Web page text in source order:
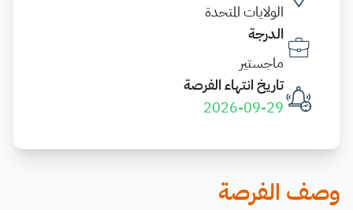
الولايات المتحدة
الدرجة
ماجستير
تاريخ انتهاء الفرصة
2026-09-29
وصف الفرصة